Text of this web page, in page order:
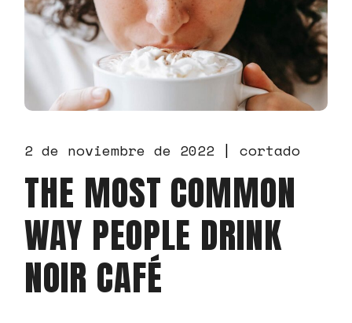
2 de noviembre de 2022 cortado
THE MOST COMMON
WAY PEOPLE DRINK
NOIR CAFÉ